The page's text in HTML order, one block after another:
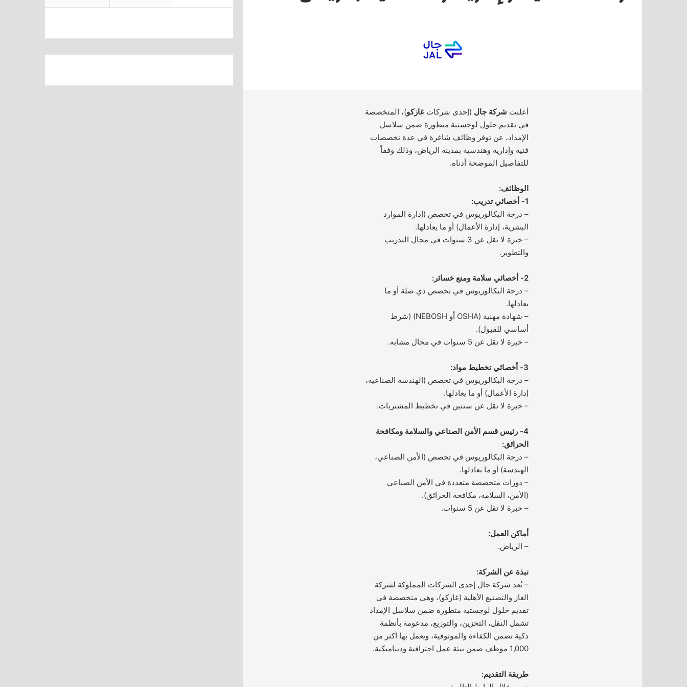
أعلنت شركة جال (إحدى شركات غازكو)، المتخصصة
في تقديم حلول لوجستية متطورة ضمن سلاسل
الإمداد، عن توفر وظائف شاغرة في عدة تخصصات
فنية وإدارية وهندسية بمدينة الرياض، وذلك وفقاً
للتفاصيل الموضحة أدناه.
الوظائف:
1- أخصائي تدريب:
– درجة البكالوريوس في تخصص (إدارة الموارد
البشرية، إدارة الأعمال) أو ما يعادلها.
– خبرة لا تقل عن 3 سنوات في مجال التدريب
والتطوير.
2- أخصائي سلامة ومنع خسائر:
– درجة البكالوريوس في تخصص ذي صلة أو ما
يعادلها.
– شهادة مهنية (OSHA أو NEBOSH) (شرط
أساسي للقبول).
– خبرة لا تقل عن 5 سنوات في مجال مشابه.
3- أخصائي تخطيط مواد:
– درجة البكالوريوس في تخصص (الهندسة الصناعية،
إدارة الأعمال) أو ما يعادلها.
– خبرة لا تقل عن سنتين في تخطيط المشتريات.
4- رئيس قسم الأمن الصناعي والسلامة ومكافحة
الحرائق:
– درجة البكالوريوس في تخصص (الأمن الصناعي،
الهندسة) أو ما يعادلها.
– دورات متخصصة متعددة في الأمن الصناعي
(الأمن، السلامة، مكافحة الحرائق).
– خبرة لا تقل عن 5 سنوات.
أماكن العمل:
– الرياض.
نبذة عن الشركة:
– تُعد شركة جال إحدى الشركات المملوكة لشركة
الغاز والتصنيع الأهلية (غازكو)، وهي متخصصة في
تقديم حلول لوجستية متطورة ضمن سلاسل الإمداد
تشمل النقل، التخزين، والتوزيع، مدعومة بأنظمة
ذكية تضمن الكفاءة والموثوقية، ويعمل بها أكثر من
1,000 موظف ضمن بيئة عمل احترافية وديناميكية.
طريقة التقديم: